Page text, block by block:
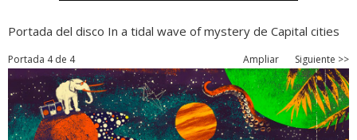
Portada del disco In a tidal wave of mystery de Capital cities
Portada 4 de 4 Ampliar Siguiente >>